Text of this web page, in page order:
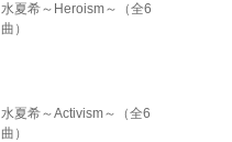
水夏希～Heroism～（全6
曲）
水夏希～Activism～（全6
曲）